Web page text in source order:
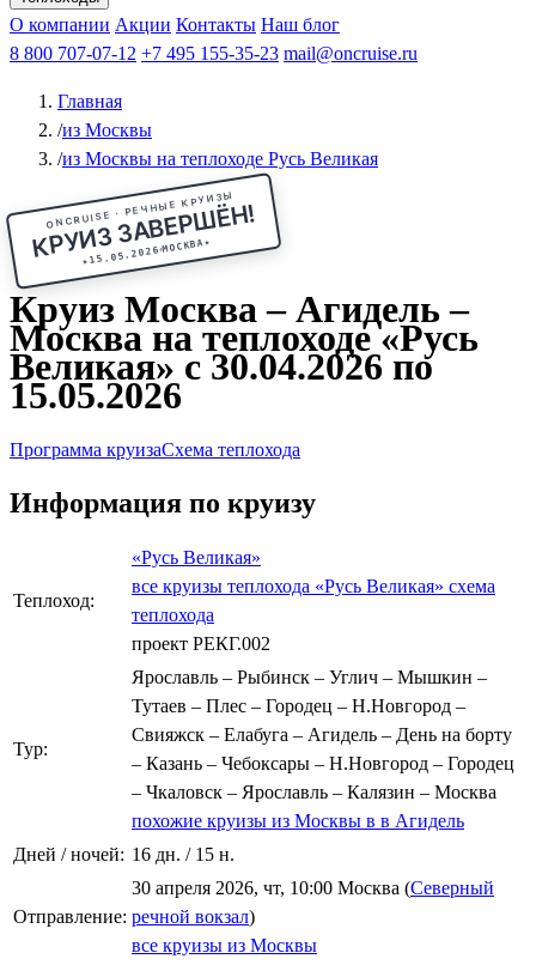
Чебоксарыиз Волгоградаиз Саратова Все города
КазаньВ Нижний НовгородВ ПермьВ Ростов-на-Дону
РыбинскНа СоловкиНа ВалаамПо ОкеПо Енисею
Афанасий Никитин Октябрьская революция
ФединАлександр СвешниковИван
МироновА.С.Попов
О компании Акции Контакты Наш блог
8 800 707-07-12 +7 495 155-35-23 mail@oncruise.ru
Главная
/из Москвы
/из Москвы на теплоходе Русь Великая
ONCRUISE · РЕЧНЫЕ КРУИЗЫ
КРУИЗ ЗАВЕРШЁН!
★15.05.2026МОСКВА★
Круиз Москва – Агидель –
Москва на теплоходе «Русь
Великая» с 30.04.2026 по
15.05.2026
Программа круизаСхема теплохода
Информация по круизу
Теплоход:
«Русь Великая»
все круизы теплохода «Русь Великая» схема
теплохода
проект РЕКГ.002
Тур:
Ярославль – Рыбинск – Углич – Мышкин –
Тутаев – Плес – Городец – Н.Новгород –
Свияжск – Елабуга – Агидель – День на борту
– Казань – Чебоксары – Н.Новгород – Городец
– Чкаловск – Ярославль – Калязин – Москва
похожие круизы из Москвы в в Агидель
Дней / ночей: 16 дн. / 15 н.
Отправление:
30 апреля 2026, чт, 10:00 Москва (Северный
речной вокзал)
все круизы из Москвы